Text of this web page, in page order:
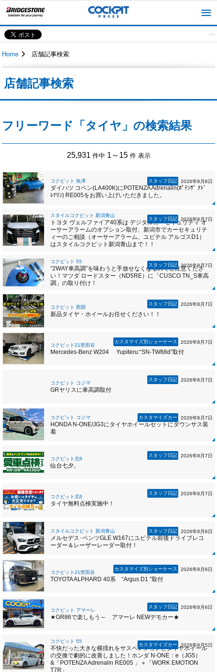
Home 店舗記事検索
店舗記事検索
フリーワード「タイヤ」の検索結果
25,931 件中 1～15 件 表示
スタッフ日記 2026年8月8日
コクピット 魚津
ダイハツ コペン(LA400K)にPOTENZA Adrenalin(ﾎﾟﾃﾝｻﾞ ｱﾄﾞ
ﾚﾅﾘﾝ) RE005をお買い上げいただきました。
スタッフ日記 2026年8月7日
スタイルコクピット 新潟青山
トヨタ ヴェルファイア40系は デジタルカーセキュリティ オ
ーサーアラームのオプション取付、新潟市でカーセキュリテ
ィーのご相談（オーサーアラーム、ユピテル アルゴスD1）
はスタイルコクピット新潟青山まで！！
スタッフ日記 2026年8月7日
コクピット 55
“2WAY車高調”を味わうと手放せなくなるのでご注意くださ
い！マツダ ロードスター（ND5RE）に「CUSCO TN_S車高
調」の取り付け！
スタッフ日記 2026年8月7日
コクピット 西部
新品タイヤ・ホイールお任せください！！
カスタマイズ別ショーケース 2026年8月7日
コクピット21世田谷
Mercedes-Benz W204 Yupiteru:“SN-TW88d”取付
スタッフ日記 2026年8月7日
コクピット コジマ
GRヤリスに車高調取付
カスタマイズカー 2026年8月7日
コクピット コジマ
HONDA N-ONE/JG3にタイヤホイールセットにダウンサス装
着
スタッフ日記 2026年8月7日
コクピット北6
仙台七夕。
スタッフ日記 2026年8月7日
コクピット北6
タイヤ無料点検実施中！
スタッフ日記 2026年8月6日
スタイルコクピット 新潟青山
メルセデス･ベンツGLE W167にユピテル前後ドライブレコ
ーダー＆レーザーレーダー取付！
カスタマイズ別ショーケース 2026年8月6日
コクピット21世田谷
TOYOTA ALPHARD 40系 “Argus D1 ”取付
スタッフ日記 2026年8月6日
コクピット アマーレ
★GR86で楽しもう～ アマーレ NEWデモカー★
カスタマイズカー 2026年8月5日
コクピット 55
不快だった大きな横揺れをサスペンションとタイヤホイール
の交換で劇的に改善しました！ホンダ N-ONE：e（JG5）
&「POTENZA Adrenalin RE005 」＋「WORK EMOTION
T7R」